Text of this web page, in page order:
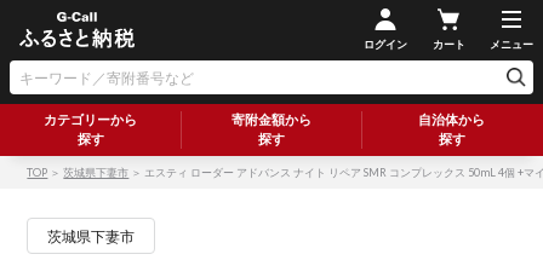
ログイン カート メニュー
カテゴリーから
探す
寄附金額から
探す
自治体から
探す
TOP ＞茨城県下妻市 ＞ エスティ ローダー アドバンス ナイト リペア SMR コンプレックス 50mL 4個 +
茨城県下妻市